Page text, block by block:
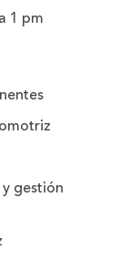
1 pm
gestión